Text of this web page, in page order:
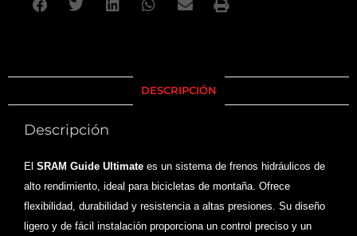
DESCRIPCIÓN
Descripción
El SRAM Guide Ultimate es un sistema de frenos hidráulicos de
alto rendimiento, ideal para bicicletas de montaña. Ofrece
flexibilidad, durabilidad y resistencia a altas presiones. Su diseño
ligero y de fácil instalación proporciona un control preciso y un